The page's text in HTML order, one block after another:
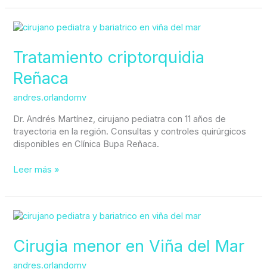
Tratamiento criptorquidia
Reñaca
andres.orlandomv
Dr. Andrés Martínez, cirujano pediatra con 11 años de
trayectoria en la región. Consultas y controles quirúrgicos
disponibles en Clínica Bupa Reñaca.
Tratamiento
Reñaca
Leer más »
Cirugia menor en Viña del Mar
andres.orlandomv
Cirugia
en
Viña
del